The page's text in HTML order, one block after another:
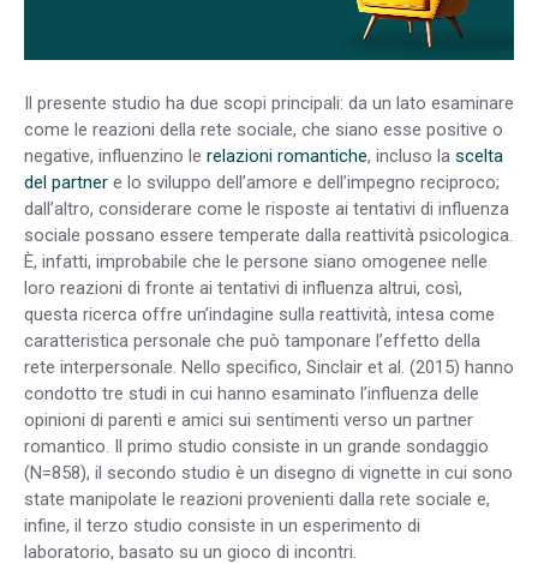
Il presente studio ha due scopi principali: da un lato esaminare
come le reazioni della rete sociale, che siano esse positive o
negative, influenzino le relazioni romantiche, incluso la scelta
del partner e lo sviluppo dell’amore e dell’impegno reciproco;
dall’altro, considerare come le risposte ai tentativi di influenza
sociale possano essere temperate dalla reattività psicologica.
È, infatti, improbabile che le persone siano omogenee nelle
loro reazioni di fronte ai tentativi di influenza altrui, così,
questa ricerca offre un’indagine sulla reattività, intesa come
caratteristica personale che può tamponare l’effetto della
rete interpersonale. Nello specifico, Sinclair et al. (2015) hanno
condotto tre studi in cui hanno esaminato l’influenza delle
opinioni di parenti e amici sui sentimenti verso un partner
romantico. Il primo studio consiste in un grande sondaggio
(N=858), il secondo studio è un disegno di vignette in cui sono
state manipolate le reazioni provenienti dalla rete sociale e,
infine, il terzo studio consiste in un esperimento di
laboratorio, basato su un gioco di incontri.